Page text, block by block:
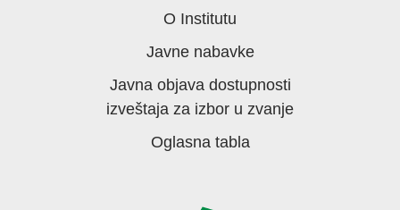
O Institutu
Javne nabavke
Javna objava dostupnosti
izveštaja za izbor u zvanje
Oglasna tabla